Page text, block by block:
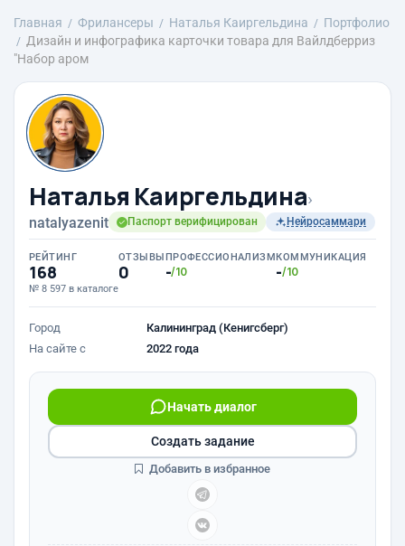
Главная Фрилансеры Наталья Каиргельдина
Портфолио
Дизайн и инфографика карточки товара для Вайлдберриз
"Набор аром
Наталья Каиргельдина›
natalyazenit Паспорт верифицирован Нейросаммари
РЕЙТИНГ
168
№ 8 597 в каталоге
ОТЗЫВЫ
0
ПРОФЕССИОНАЛИЗМ
-/10
КОММУНИКАЦИЯ
-/10
Город
Калининград (Кенигсберг)
На сайте с
2022 года
Начать диалог
Создать задание
Добавить в избранное